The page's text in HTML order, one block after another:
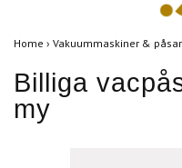
Home › Vakuummaskiner & påsar
Billiga
my